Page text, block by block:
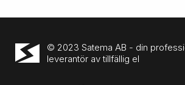
© 2023 Satema AB - din
leverantör av tillfällig el